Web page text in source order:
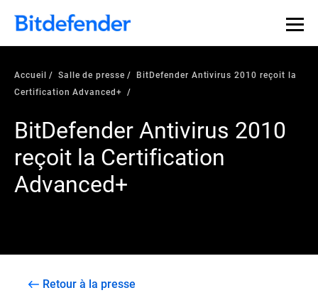
Accueil Salle de presse
BitDefender Antivirus 2010 reçoit la
Certification Advanced+
BitDefender Antivirus 2010
reçoit la Certification
Advanced+
Retour à la presse